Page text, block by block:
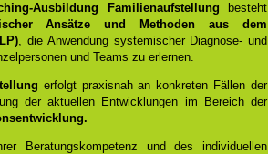
Ausbildung Familienaufstellung besteht
Ansätze und Methoden aus dem
, die Anwendung systemischer Diagnose- und
und Teams zu erlernen.
erfolgt praxisnah an konkreten Fällen der
der aktuellen Entwicklungen im Bereich der
Beratungskompetenz und des individuellen